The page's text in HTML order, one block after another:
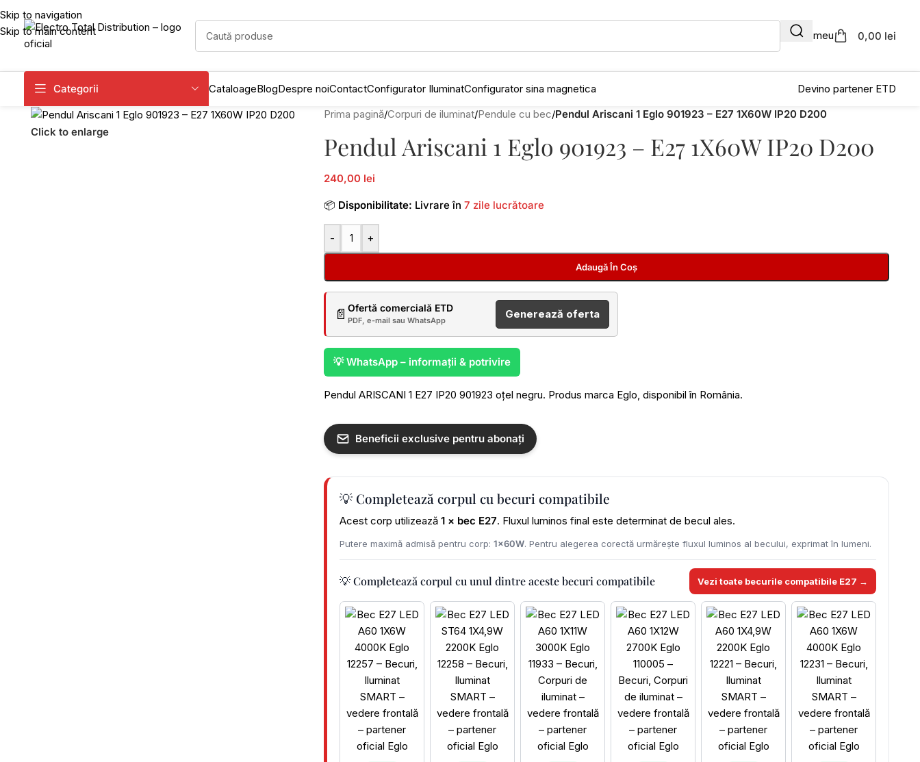
Skip to navigation
Skip to main content
Contul meu 0,00 lei
Categorii CataloageBlogDespre noiContactConfigurator IluminatConfigurator sina magnetica Devino partener ETD
Click to enlarge
Prima pagină/Corpuri de iluminat/Pendule cu bec/Pendul Ariscani 1 Eglo 901923 – E27 1X60W IP20 D200
Pendul Ariscani 1 Eglo 901923 – E27 1X60W IP20 D200
240,00 lei
📦 Disponibilitate: Livrare în 7 zile lucrătoare
- +
Adaugă În Coș
📄 Ofertă comercială ETD
PDF, e-mail sau WhatsApp Generează oferta
💡 WhatsApp – informații & potrivire
Pendul ARISCANI 1 E27 IP20 901923 oțel negru. Produs marca Eglo, disponibil în România.
Beneficii exclusive pentru abonați
💡 Completează corpul cu becuri compatibile
Acest corp utilizează 1 × bec E27. Fluxul luminos final este determinat de becul ales.
Putere maximă admisă pentru corp: 1x60W. Pentru alegerea corectă urmărește fluxul luminos al becului, exprimat în lumeni.
💡 Completează corpul cu unul dintre aceste becuri compatibile Vezi toate becurile compatibile E27 →